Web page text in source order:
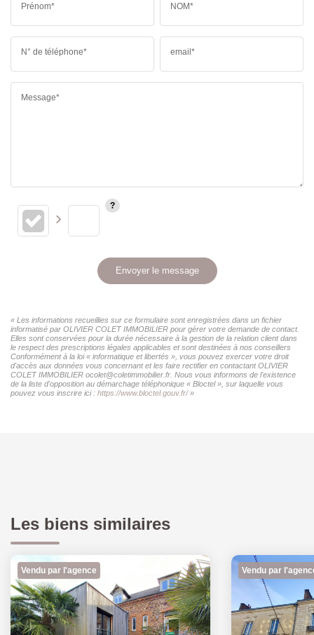
Prénom* NOM*
N° de téléphone* email*
Message*
Envoyer le message
« Les informations recueillies sur ce formulaire sont enregistrées dans un fichier
informatisé par OLIVIER COLET IMMOBILIER pour gérer votre demande de contact.
Elles sont conservées pour la durée nécessaire à la gestion de la relation client dans
le respect des prescriptions légales applicables et sont destinées à nos conseillers
Conformément à la loi « informatique et libertés », vous pouvez exercer votre droit
d'accès aux données vous concernant et les faire rectifier en contactant OLIVIER
COLET IMMOBILIER ocolet@coletimmobilier.fr. Nous vous informons de l'existence
de la liste d'opposition au démarchage téléphonique « Bloctel », sur laquelle vous
pouvez vous inscrire ici : https://www.bloctel.gouv.fr/»
Les biens similaires
Vendu par l'agence Vendu par